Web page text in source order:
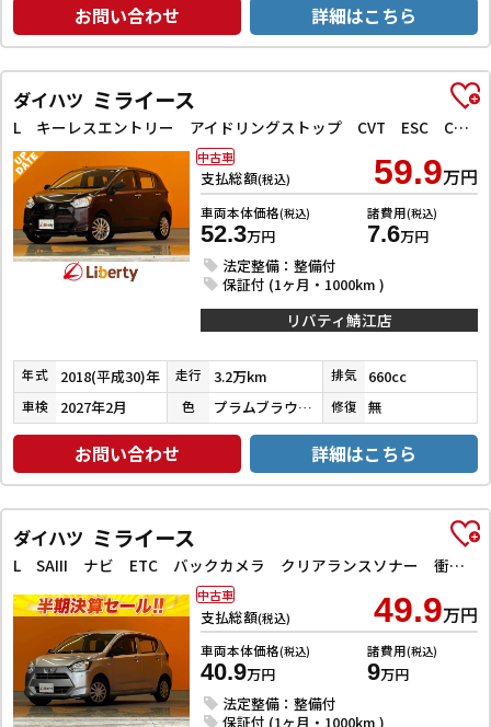
お問い合わせ 詳細はこちら
ダイハツ ミライース
L キーレスエントリー アイドリングストップ CVT ESC CD ミュージックプレイヤー接続可 アルミホイール エアコン パワーステアリング パワーウィンドウ
支払総額(税込) 59.9万円
車両本体価格(税込)
52.3万円
諸費用(税込)
7.6万円
法定整備：整備付
保証付 (1ヶ月・1000km )
中古車
リバティ鯖江店
年式 2018(平成30)年 走行 3.2万km 排気 660cc
車検 2027年2月 色 プラムブラウンクリスタルマイカ 修復 無
お問い合わせ 詳細はこちら
ダイハツ ミライース
L SAIII ナビ ETC バックカメラ クリアランスソナー 衝突被害軽減システム オートマチックハイビーム キーレスエントリー アイドリングストップ CVT ESC エアコン パワーウィンドウ
支払総額(税込) 49.9万円
車両本体価格(税込)
40.9万円
諸費用(税込)
9万円
法定整備：整備付
保証付 (1ヶ月・1000km )
中古車